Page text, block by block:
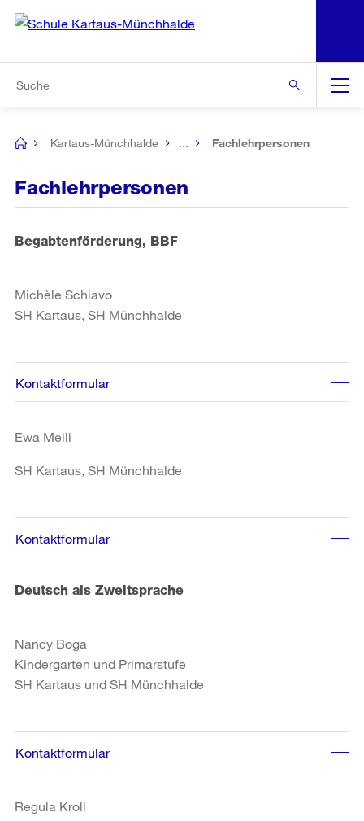
Navigation
[no
Kartaus-Münchhalde ... Fachlehrpersonen
Fachlehrpersonen
Begabtenförderung, BBF
Michèle Schiavo
SH Kartaus, SH Münchhalde
Kontaktformular
Ewa Meili
SH Kartaus, SH Münchhalde
Kontaktformular
Deutsch als Zweitsprache
Nancy Boga
Kindergarten und Primarstufe
SH Kartaus und SH Münchhalde
Kontaktformular
Regula Kroll